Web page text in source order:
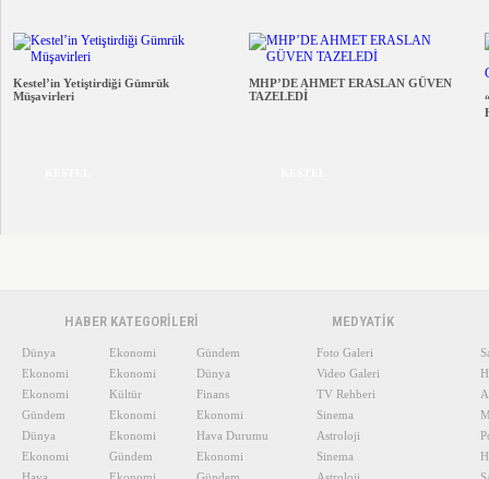
Kestel’in Yetiştirdiği Gümrük
Müşavirleri
MHP’DE AHMET ERASLAN GÜVEN
TAZELEDİ
HABER KATEGORİLERİ
Dünya Ekonomi
Gündem
Ekonomi
Ekonomi
Dünya
Ekonomi
Kültür
Finans
Gündem
Ekonomi
Ekonomi
Dünya
Ekonomi
Hava Durumu
Ekonomi
Gündem
Ekonomi
MEDYATİK
Foto Galeri
Video Galeri
TV Rehberi
Sinema
Astroloji
Sinema